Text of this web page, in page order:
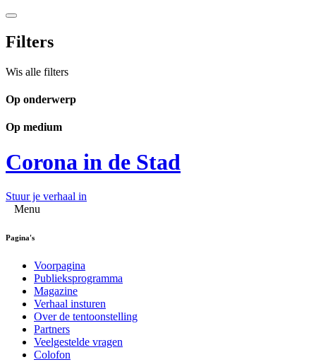
Filters
Wis alle filters
Op onderwerp
Op medium
Corona in de Stad
Stuur je verhaal in
Menu
Pagina's
Voorpagina
Publieksprogramma
Magazine
Verhaal insturen
Over de tentoonstelling
Partners
Veelgestelde vragen
Colofon